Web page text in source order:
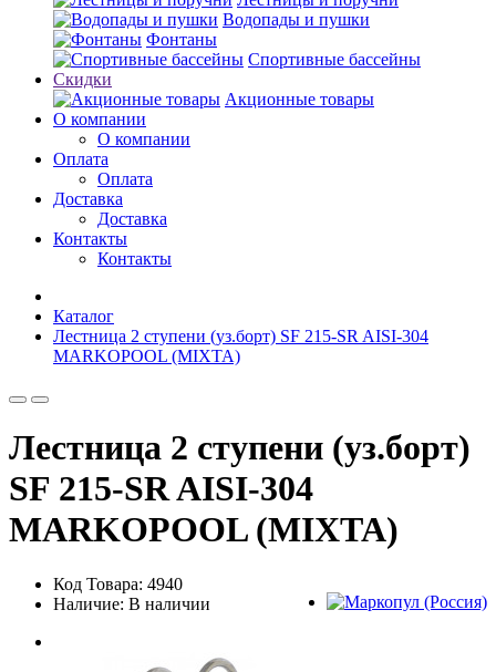
Водопады и пушки
Фонтаны
Спортивные бассейны
Скидки
Акционные товары
О компании
О компании
Оплата
Оплата
Доставка
Доставка
Контакты
Контакты
Каталог
Лестница 2 ступени (уз.борт) SF 215-SR AISI-304
MARKOPOOL (MIXTA)
Лестница 2 ступени (уз.борт)
SF 215-SR AISI-304
MARKOPOOL (MIXTA)
Код Товара: 4940
Наличие: В наличии